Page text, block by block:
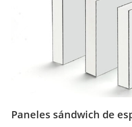
Paneles sándwich de